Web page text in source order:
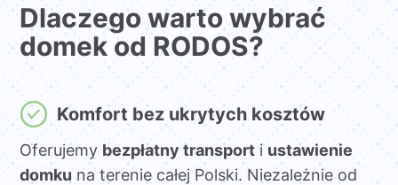
Dlaczego warto wybrać
domek od RODOS?
Komfort bez ukrytych kosztów
Oferujemybezpłatny transporti ustawienie
domkuna terenie całej Polski. Niezależnie od